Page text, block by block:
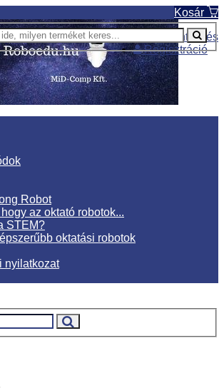
Kosár
Bejelentkezés
Regisztráció
Robot
az oktató robotok...
STEM?
oktatási robotok
nyilatkozat